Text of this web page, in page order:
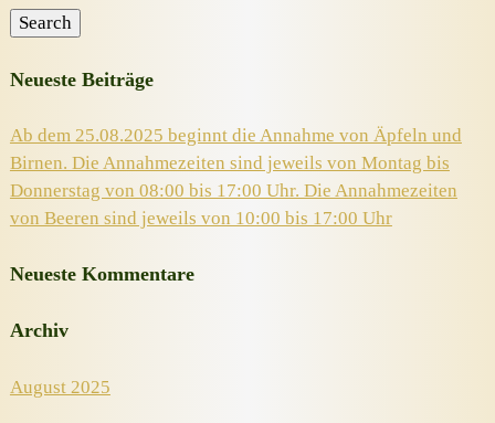
Search
Neueste Beiträge
Ab dem 25.08.2025 beginnt die Annahme von Äpfeln und
Birnen. Die Annahmezeiten sind jeweils von Montag bis
Donnerstag von 08:00 bis 17:00 Uhr. Die Annahmezeiten
von Beeren sind jeweils von 10:00 bis 17:00 Uhr
Neueste Kommentare
Archiv
August 2025